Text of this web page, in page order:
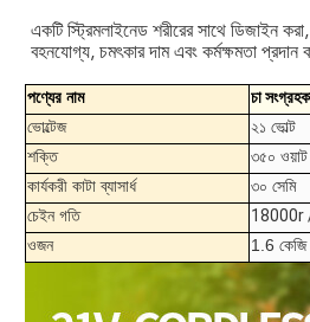
একটি স্ট্রিমলাইনেড শরীরের সাথে ডিজাইন
বহনযোগ্য, চমৎকার দাম এবং কর্মক্ষমতা
পণ্যের নাম
চা
ভোল্টেজ
২১ ভোল্ট
শক্তি
৩৫০ ওয়াট
কার্যকরী কাটা ব্যাসার্ধ
৩০ সেমি
চেইন গতি
18000r /
ওজন
1.6 কেজি